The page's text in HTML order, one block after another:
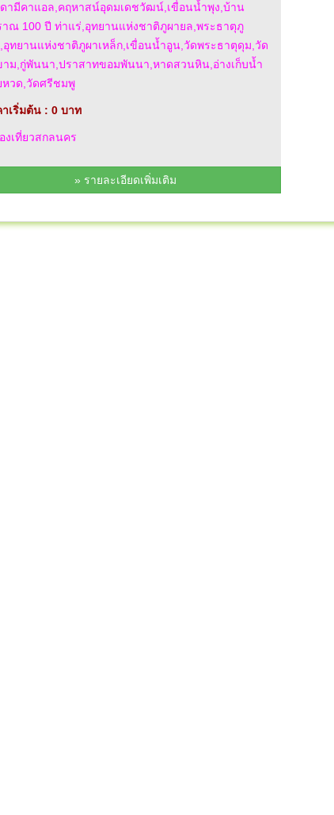
ดามีคาแอล,คฤหาสน์อุดมเดชวัฒน์,เขื่อนน้ำพุง,บ้าน
าณ 100 ปี ท่าแร่,อุทยานแห่งชาติภูผายล,พระธาตุภู
อุทยานแห่งชาติภูผาเหล็ก,เขื่อนน้ำอูน,วัดพระธาตุดุม,วัด
าม,กู่พันนา,ปราสาทขอมพันนา,หาดสวนหิน,อ่างเก็บน้ำ
หวด,วัดศรีชมพู
เริ่มต้น : 0 บาท
เที่ยวสกลนคร
» รายละเอียดเพิ่มเติม